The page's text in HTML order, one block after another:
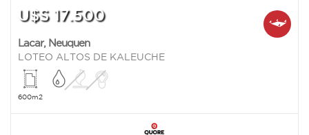
U$S 17.500
Lacar, Neuquen
LOTEO ALTOS DE KALEUCHE
600m2